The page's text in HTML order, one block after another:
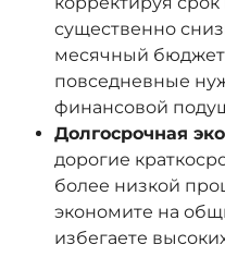
существенно
месячный
повседневные
финансовой
Долгосрочная
дорогие
более низкой
экономите на
избегаете